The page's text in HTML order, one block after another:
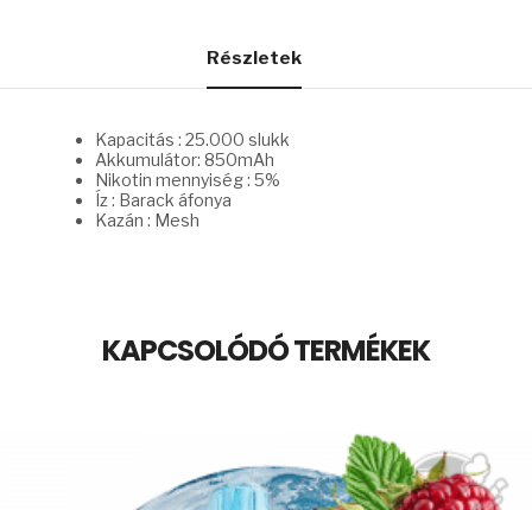
Részletek
Kapacitás : 25.000 slukk
Akkumulátor: 850mAh
Nikotin mennyiség : 5%
Íz : Barack áfonya
Kazán : Mesh
KAPCSOLÓDÓ TERMÉKEK